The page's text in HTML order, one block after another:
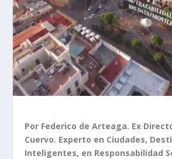
Por Federico de Arteaga. Ex
Cuervo. Experto en Ciudades,
Inteligentes, en Responsabilidad